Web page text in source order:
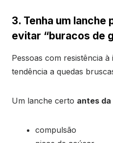
3. Tenha um lanche
evitar “buracos de
Pessoas com resistência
tendência a quedas
Um lanche certo antes
compulsão